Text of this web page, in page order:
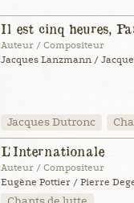
Il est cinq heures,
Auteur / Compositeur
Jacques Lanzmann /
Jacques Dutronc
L'Internationale
Auteur / Compositeur
Eugène Pottier / Pierre